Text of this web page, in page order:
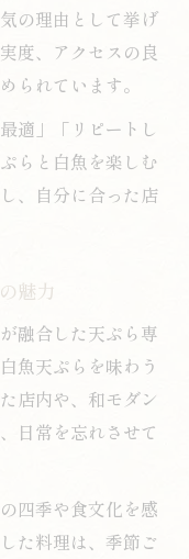
の理由として挙げ
度、アクセスの良
られています。
適」「リピートし
らと白魚を楽しむ
、自分に合った店
魅力
融合した天ぷら専
魚天ぷらを味わう
店内や、和モダン
日常を忘れさせて
四季や食文化を感
た料理は、季節ご